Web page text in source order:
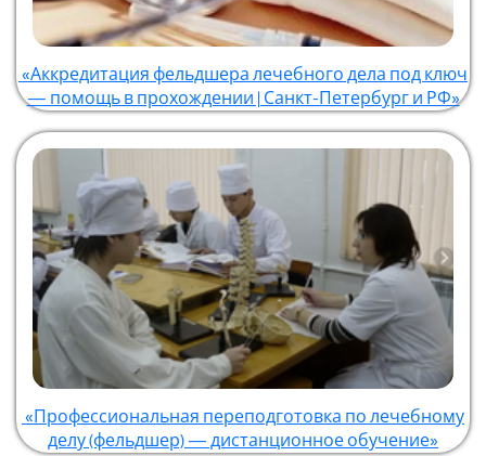
«Аккредитация фельдшера лечебного дела под ключ
— помощь в прохождении | Санкт-Петербург и РФ»
«Профессиональная переподготовка по лечебному
делу (фельдшер) — дистанционное обучение»